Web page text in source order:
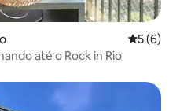
5 de
5 (6)
até o Rock in Rio